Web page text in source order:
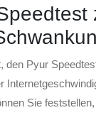
den Pyur
Sie